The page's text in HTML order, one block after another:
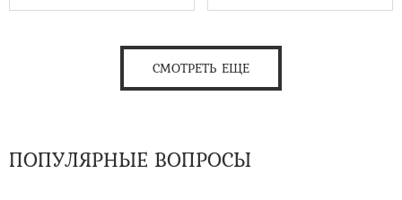
СМОТРЕТЬ ЕЩЕ
ПОПУЛЯРНЫЕ ВОПРОСЫ